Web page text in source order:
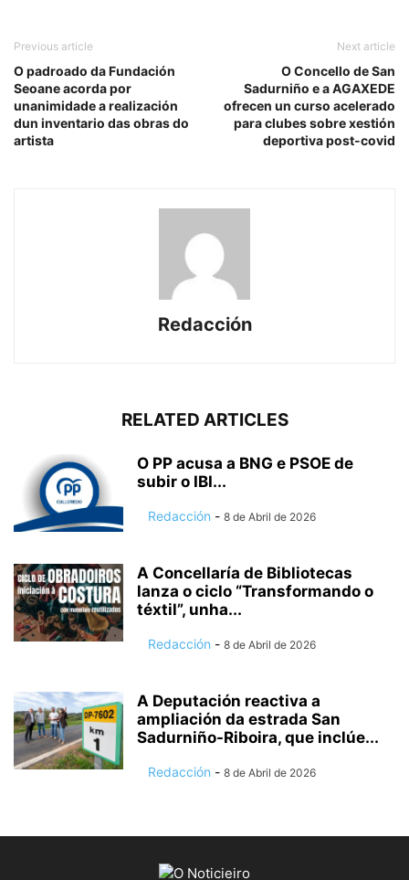
Previous article
O padroado da Fundación
Seoane acorda por
unanimidade a realización
dun inventario das obras do
artista
Next article
O Concello de San
Sadurniño e a AGAXEDE
ofrecen un curso acelerado
para clubes sobre xestión
deportiva post-covid
Redacción
RELATED ARTICLES
O PP acusa a BNG e PSOE de
subir o IBI...
Redacción - 8 de Abril de 2026
A Concellaría de Bibliotecas
lanza o ciclo “Transformando o
téxtil”, unha...
Redacción - 8 de Abril de 2026
A Deputación reactiva a
ampliación da estrada San
Sadurniño-Riboira, que inclúe...
Redacción - 8 de Abril de 2026